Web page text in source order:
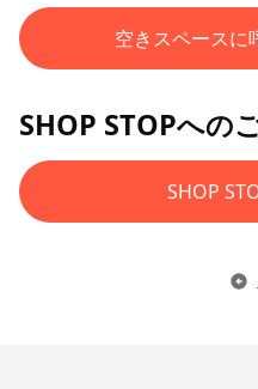
空きスペースに
SHOP STOPへの
SHOP